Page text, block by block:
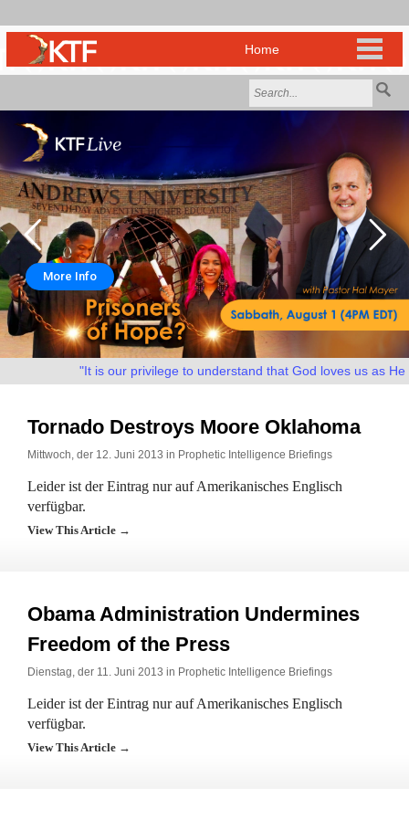
More Info
"It is our privilege to understand that God loves us as He
Tornado Destroys Moore Oklahoma
Mittwoch, der 12. Juni 2013 in Prophetic Intelligence Briefings
Leider ist der Eintrag nur auf Amerikanisches Englisch
verfügbar.
View This Article →
Obama Administration Undermines
Freedom of the Press
Dienstag, der 11. Juni 2013 in Prophetic Intelligence Briefings
Leider ist der Eintrag nur auf Amerikanisches Englisch
verfügbar.
View This Article →